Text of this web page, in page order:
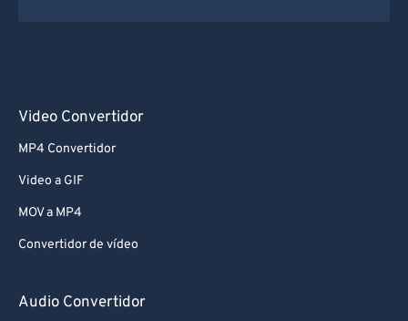
Video Convertidor
MP4 Convertidor
Video a GIF
MOV a MP4
Convertidor de vídeo
Audio Convertidor